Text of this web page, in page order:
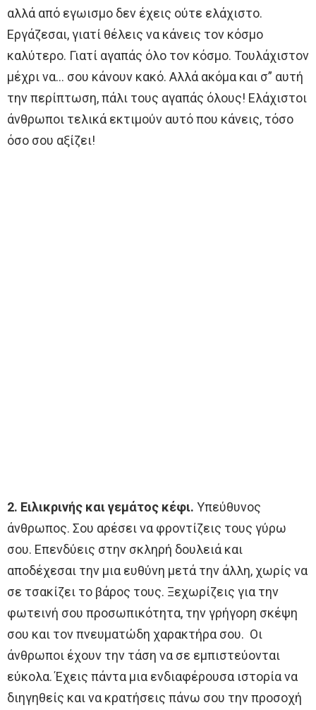
αλλά από εγωισμο δεν έχεις ούτε ελάχιστο.
Εργάζεσαι, γιατί θέλεις να κάνεις τον κόσμο
καλύτερο. Γιατί αγαπάς όλο τον κόσμο. Τουλάχιστον
μέχρι να… σου κάνουν κακό. Αλλά ακόμα και σ” αυτή
την περίπτωση, πάλι τους αγαπάς όλους! Ελάχιστοι
άνθρωποι τελικά εκτιμούν αυτό που κάνεις, τόσο
όσο σου αξίζει!
2. Ειλικρινής και γεμάτος κέφι. Υπεύθυνος
άνθρωπος. Σου αρέσει να φροντίζεις τους γύρω
σου. Επενδύεις στην σκληρή δουλειά και
αποδέχεσαι την μια ευθύνη μετά την άλλη, χωρίς να
σε τσακίζει το βάρος τους. Ξεχωρίζεις για την
φωτεινή σου προσωπικότητα, την γρήγορη σκέψη
σου και τον πνευματώδη χαρακτήρα σου. Οι
άνθρωποι έχουν την τάση να σε εμπιστεύονται
εύκολα. Έχεις πάντα μια ενδιαφέρουσα ιστορία να
διηγηθείς και να κρατήσεις πάνω σου την προσοχή